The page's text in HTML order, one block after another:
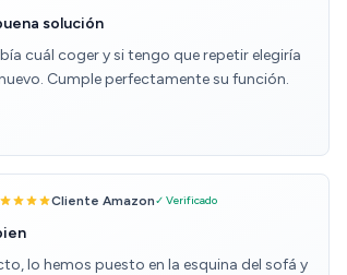
solución
cuál coger y si tengo que repetir elegiría
Cumple perfectamente su función.
Cliente Amazon✓ Verificado
lo hemos puesto en la esquina del sofá y